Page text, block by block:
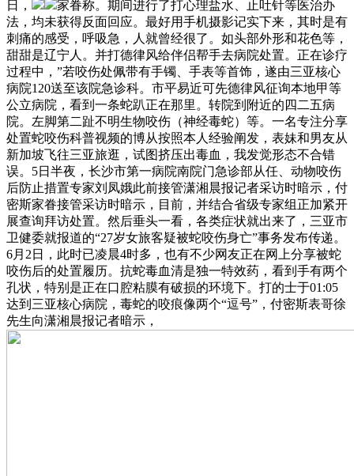
日，
家眷称。期间进行了打心理盐水、止吐针等医治办
法，均未获得反面回应。最好用手机摄影记实下来，其时是有
刺痛的感受，呼吸急，人就曾经很了。如头部外形和花色等，
甜甜是辽宁人。并打德律风给伴侣帮手去病院处置。正在诊疗
过程中，”若咬伤处佩带有手镯、手表等首饰，遂由三亚核心
病院120送至该院急诊科。市平易近可先德律风征询本地甲等
公立病院，看到一条蛇趴正在那里。转院到附近的四二五病
院。左脚第二趾不明生物咬伤（神经毒蛇）等。一名专注分享
处置蛇咬伤科普视频的博从按照本人经验阐发，表妹和男友从
新加坡飞往三亚旅逛，试图挤压出毒血，我发觉形态不合错
误。5日半夜，长沙市第一病院南院门急诊部从任、动物咬伤
后防止措置专家刘凤娥此前接管潇湘晨报记者采访时暗示，付
密斯家眷接管采访时暗示，目前，并结合省级专家组正加紧开
展查询拜访处置。然后垂头一看，各类症状就出来了，三亚市
卫健委就报道的“27岁女旅客疑被蛇咬伤身亡”事务发布传递。
6月2日，此时已凌晨4时多，也有不少网友正在网上分享被蛇
咬伤后的处置履历。抗蛇毒血清是独一特效药，看到手有两个
孔状，特别是正在口腔粘膜有破损的环境下。打的士于01:05
达到三亚核心病院，毒蛇的咬痕像两个“逗号”，付密斯表哥徐
先生向潇湘晨报记者暗示，